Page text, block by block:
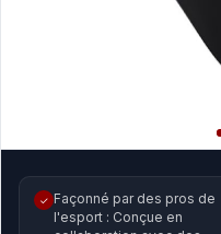
✓ Façonné par des pros de
l'esport : Conçue en